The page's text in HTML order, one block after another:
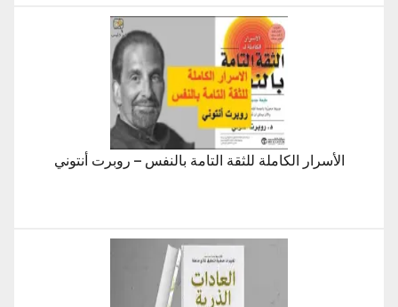
الأسرار الكاملة للثقة التامة بالنفس – روبرت أنتوني